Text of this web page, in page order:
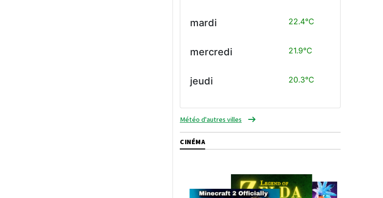
mardi 22.4°C
mercredi 21.9°C
jeudi 20.3°C
Météo d'autres villes
CINÉMA